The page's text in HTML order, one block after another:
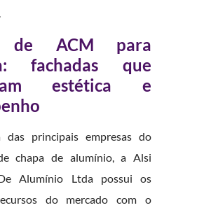
de ACM para
fachadas que
estética e
das principais empresas do
chapa de alumínio, a Alsi
Alumínio Ltda possui os
do mercado com o